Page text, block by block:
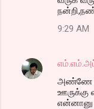
9:29 AM
அண்ணே
ஊருக்கு
என்னானு